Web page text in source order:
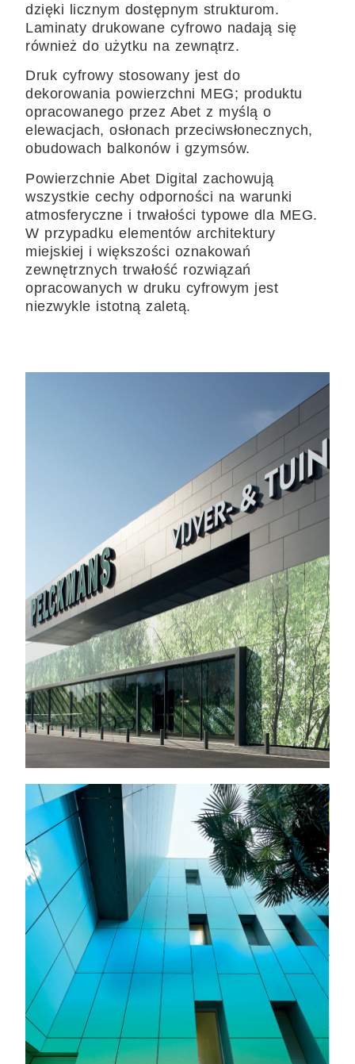
dzięki licznym dostępnym strukturom.
Laminaty drukowane cyfrowo nadają się
również do użytku na zewnątrz.
Druk cyfrowy stosowany jest do
dekorowania powierzchni MEG; produktu
opracowanego przez Abet z myślą o
elewacjach, osłonach przeciwsłonecznych,
obudowach balkonów i gzymsów.
Powierzchnie Abet Digital zachowują
wszystkie cechy odporności na warunki
atmosferyczne i trwałości typowe dla MEG.
W przypadku elementów architektury
miejskiej i większości oznakowań
zewnętrznych trwałość rozwiązań
opracowanych w druku cyfrowym jest
niezwykle istotną zaletą.